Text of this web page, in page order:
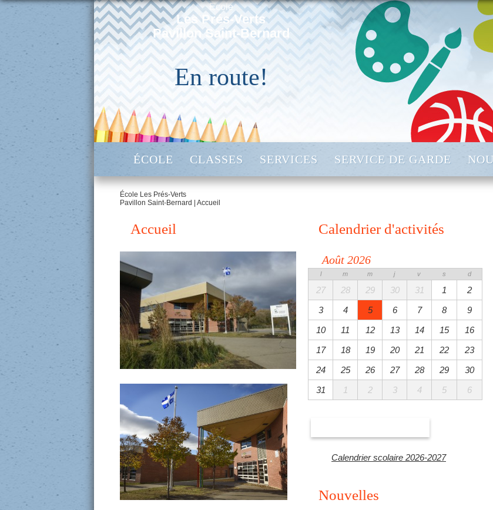
École
Les Prés-Verts
Pavillon Saint-Bernard
En route!
ÉCOLE CLASSES SERVICES SERVICE DE GARDE
École Les Prés-Verts
Pavillon Saint-Bernard
Accueil
Accueil Calendrier d'activités
Août 2026
l m m j v s d
27 28 29 30 31 1
2
3
4 5 6 7 8
9
10
11 12 13 14 15
16
17
18 19 20 21 22
23
24
25 26 27 28 29
30
31
1 2 3 4 5 6
Calendrier scolaire 2026-2027
Nouvelles